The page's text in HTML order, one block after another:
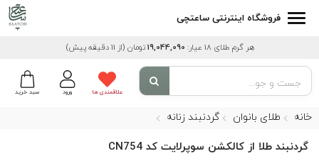
فروشگاه اینترنتی ساعتچی
هر گرم طلای 18 عیار: 19,044,090 تومان (از 11 دقیقه پیش)
سبد خرید ورود علاقمندی ها
خانه طلای بانوان گردنبند زنانه
گردنبند طلا از کالکشن سوپرلایت کد CN754